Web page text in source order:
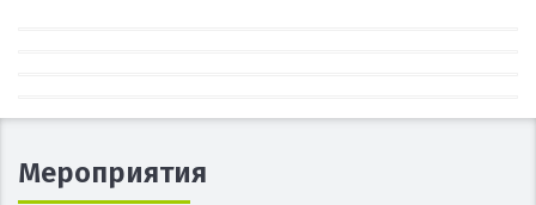
Мероприятия